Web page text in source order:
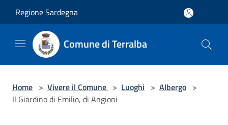
Regione Sardegna
Comune di Terralba
Home > Vivere il Comune > Luoghi > Albergo >
Il Giardino di Emilio, di Angioni